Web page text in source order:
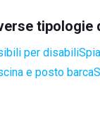
tipologie
per disabili
e posto barca